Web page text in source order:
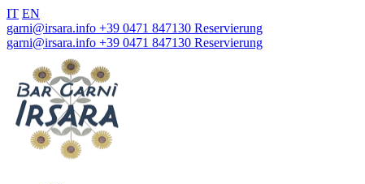
IT EN
garni@irsara.info +39 0471 847130 Reservierung
garni@irsara.info +39 0471 847130 Reservierung